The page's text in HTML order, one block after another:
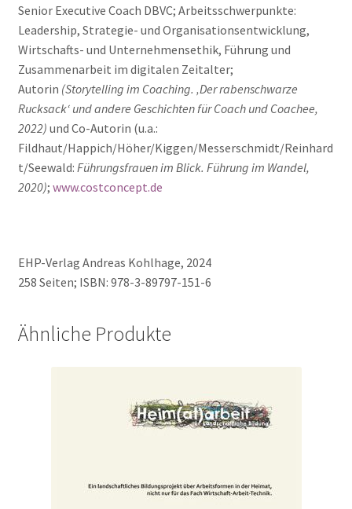
Senior Executive Coach DBVC; Arbeitsschwerpunkte:
Leadership, Strategie- und Organisationsentwicklung,
Wirtschafts- und Unternehmensethik, Führung und
Zusammenarbeit im digitalen Zeitalter;
Autorin (Storytelling im Coaching. ‚Der rabenschwarze
Rucksack‘ und andere Geschichten für Coach und Coachee,
2022) und Co-Autorin (u.a.:
Fildhaut/Happich/Höher/Kiggen/Messerschmidt/Reinhard
t/Seewald: Führungsfrauen im Blick. Führung im Wandel,
2020); www.costconcept.de
EHP-Verlag Andreas Kohlhage, 2024
258 Seiten; ISBN: 978-3-89797-151-6
Ähnliche Produkte